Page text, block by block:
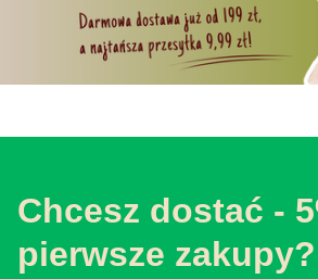
Chcesz dostać -
pierwsze zakupy?